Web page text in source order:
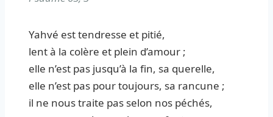
Yahvé est tendresse et pitié,
lent à la colère et plein d’amour ;
elle n’est pas jusqu’à la fin, sa querelle,
elle n’est pas pour toujours, sa rancune ;
il ne nous traite pas selon nos péchés,